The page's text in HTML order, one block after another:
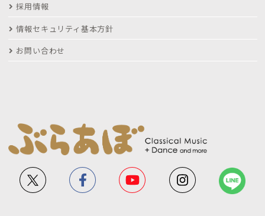
採用情報
情報セキュリティ基本方針
お問い合わせ